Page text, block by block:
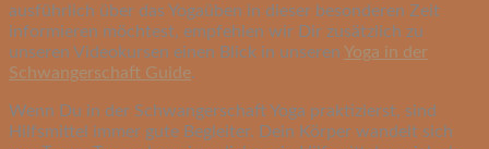
ausführlich über das Yogaüben in dieser besonderen Zeit
informieren möchtest, empfehlen wir Dir zusätzlich zu
unseren Videokursen einen Blick in unseren Yoga in der
Schwangerschaft Guide.
Wenn Du in der Schwangerschaft Yoga praktizierst, sind
Hilfsmittel immer gute Begleiter. Dein Körper wandelt sich